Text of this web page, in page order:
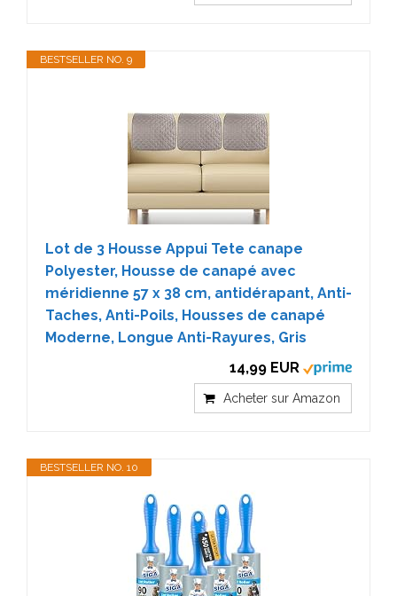
BESTSELLER NO. 9
Lot de 3 Housse Appui Tete canape
Polyester, Housse de canapé avec
méridienne 57 x 38 cm, antidérapant, Anti-
Taches, Anti-Poils, Housses de canapé
Moderne, Longue Anti-Rayures, Gris
14,99 EUR
Acheter sur Amazon
BESTSELLER NO. 10